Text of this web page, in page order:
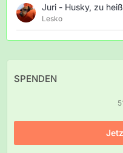
Juri - Husky, zu
Lesko
SPENDEN